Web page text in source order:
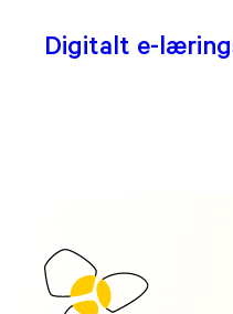
Digitalt e-